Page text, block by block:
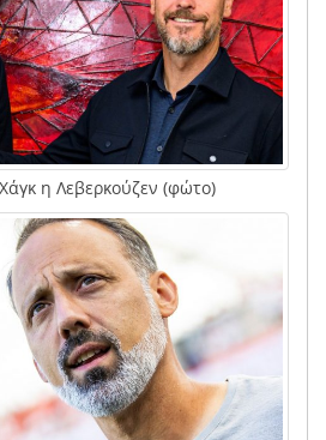
η Λεβερκούζεν (φώτο)